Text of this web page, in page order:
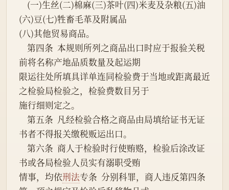
(六)豆(七)牲畜毛革及附属品
(八)其他贸易商品。
前将名称产地品质数量及起运期
限运往处所填具详单连同检验费于当地或距离最近
之检验局检验之，检验费数目另于
施行细则定之。
书者不得报关缴税贩运出口。
书或各局检验人员实有溺职受贿
情事，均依刑法专条  分别科罪，商人违反第四条